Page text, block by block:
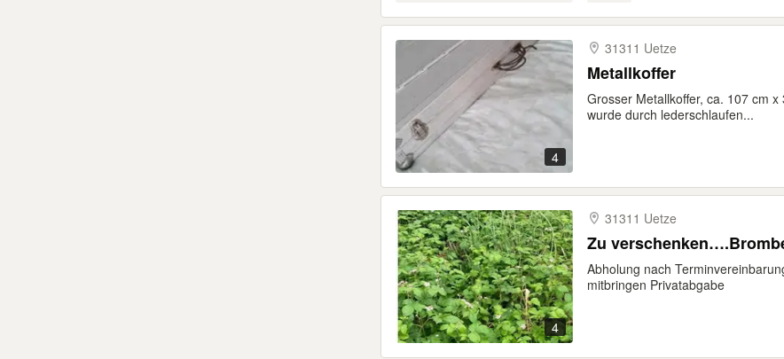
4
31311 Uetze
Metallkoffer
Grosser Metallkoffer, ca. 107 cm
wurde durch lederschlaufen...
4
31311 Uetze
Zu
Abholung nach
mitbringen Privatabgabe